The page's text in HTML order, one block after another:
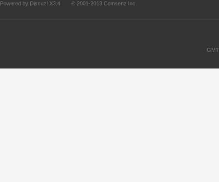
Powered by Discuz! X3.4 © 2001-2013 Comsenz Inc.